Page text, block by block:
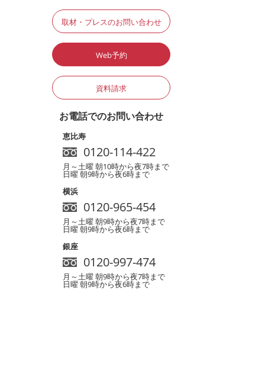
取材・プレスのお問い合わせ
Web予約
資料請求
お電話でのお問い合わせ
恵比寿
0120-114-422
月～土曜 朝10時から夜7時まで
日曜 朝9時から夜6時まで
横浜
0120-965-454
月～土曜 朝9時から夜7時まで
日曜 朝9時から夜6時まで
銀座
0120-997-474
月～土曜 朝9時から夜7時まで
日曜 朝9時から夜6時まで